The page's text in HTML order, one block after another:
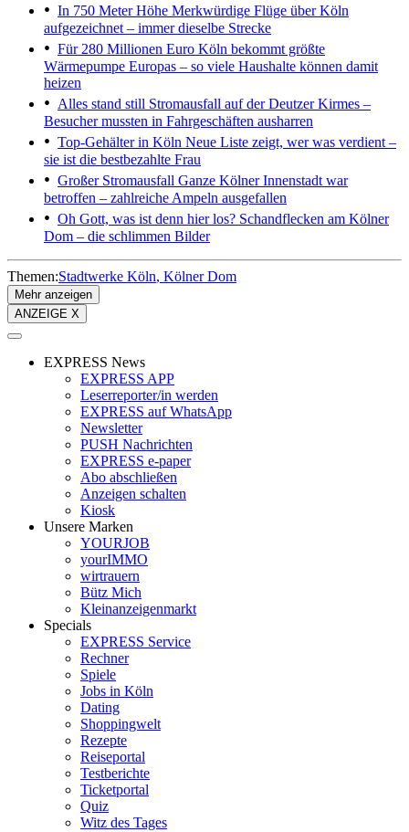
In 750 Meter Höhe Merkwürdige Flüge über Köln
aufgezeichnet – immer dieselbe Strecke
Für 280 Millionen Euro Köln bekommt größte
Wärmepumpe Europas – so viele Haushalte können damit
heizen
Alles stand still Stromausfall auf der Deutzer Kirmes –
Besucher mussten in Fahrgeschäften ausharren
Top-Gehälter in Köln Neue Liste zeigt, wer was verdient –
sie ist die bestbezahlte Frau
Großer Stromausfall Ganze Kölner Innenstadt war
betroffen – zahlreiche Ampeln ausgefallen
Oh Gott, was ist denn hier los? Schandflecken am Kölner
Dom – die schlimmen Bilder
Themen:Stadtwerke Köln Kölner Dom
Mehr anzeigen
ANZEIGE X
EXPRESS News
EXPRESS APP
Leserreporter/in werden
EXPRESS auf WhatsApp
Newsletter
PUSH Nachrichten
EXPRESS e-paper
Abo abschließen
Anzeigen schalten
Kiosk
Unsere Marken
YOURJOB
yourIMMO
wirtrauern
Bütz Mich
Kleinanzeigenmarkt
Specials
EXPRESS Service
Rechner
Spiele
Jobs in Köln
Dating
Shoppingwelt
Rezepte
Reiseportal
Testberichte
Ticketportal
Quiz
Witz des Tages